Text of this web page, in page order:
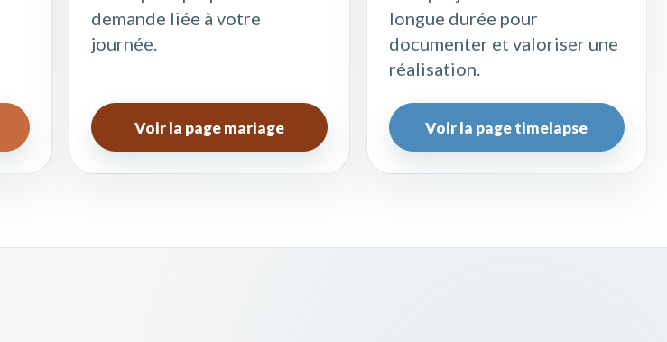
demande liée à votre
journée.
Voir la page mariage
longue durée pour
documenter et valoriser une
réalisation.
Voir la page timelapse